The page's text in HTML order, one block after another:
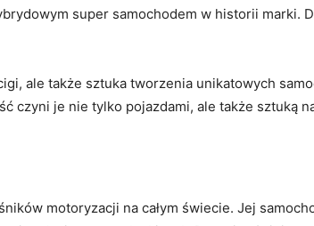
super samochodem⁣ w historii marki.
ale także sztuka tworzenia unikatowych
czyni je‍ nie tylko pojazdami, ale także sztuką‌
⁣motoryzacji na ⁣całym świecie.​ Jej